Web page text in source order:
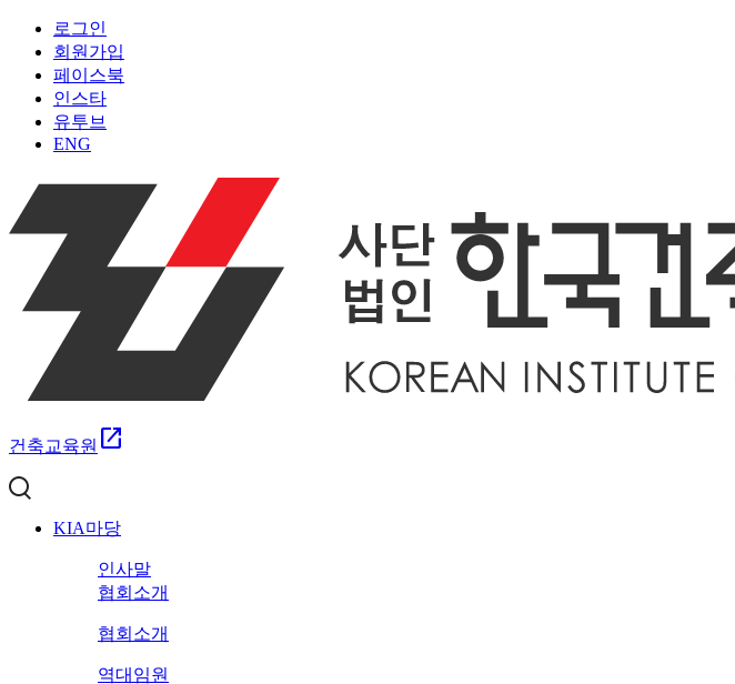
로그인
회원가입
페이스북
인스타
유투브
ENG
건축교육원 open_in_new
KIA마당
인사말
협회소개
협회소개
역대임원